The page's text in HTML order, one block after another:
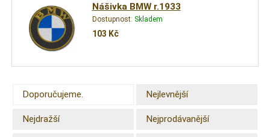
Nášivka BMW r.1933
Dostupnost: Skladem
103 Kč
Doporučujeme. Nejlevnější
Nejdražší Nejprodávanější